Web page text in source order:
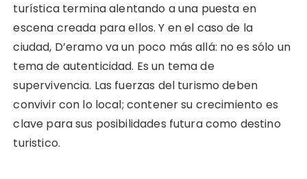
turística termina alentando a una puesta en
escena creada para ellos. Y en el caso de la
ciudad, D’eramo va un poco más allá: no es sólo un
tema de autenticidad. Es un tema de
supervivencia. Las fuerzas del turismo deben
convivir con lo local; contener su crecimiento es
clave para sus posibilidades futura como destino
turistico.